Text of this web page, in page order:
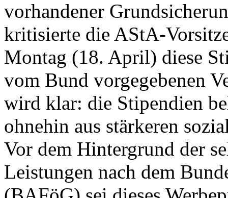
vorhandener
kritisierte die AStA-
Montag (18. April) diese
vom Bund vorgegebenen
wird klar: die Stipendien
ohnehin aus stärkeren
Vor dem Hintergrund der
Leistungen nach dem